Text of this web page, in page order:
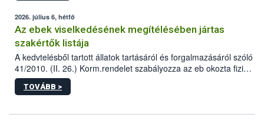
2026. július 6, hétfő
Az ebek viselkedésének megítélésében jártas
szakértők listája
A kedvtelésből tartott állatok tartásáról és forgalmazásáról szóló
41/2010. (II. 26.) Korm.rendelet szabályozza az eb okozta fizikai
sérülés, illetve ennek veszélye keletkezésekor felmerülő
hatósági feladatokat, valamint a veszélyes eb tartását és annak
vonni az ebek viselkedésének megítélésében jártas szakértőt.
TOVÁBB >